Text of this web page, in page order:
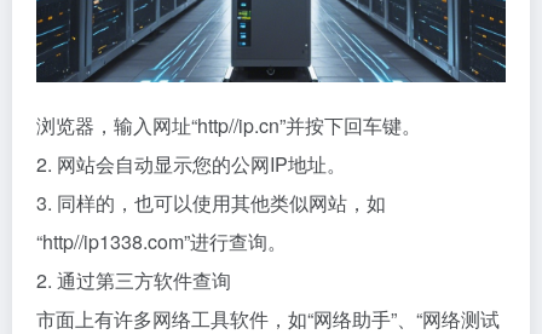
浏览器，输入网址“http//ip.cn”并按下回车键。
2. 网站会自动显示您的公网IP地址。
3. 同样的，也可以使用其他类似网站，如
“http//ip1338.com”进行查询。
2. 通过第三方软件查询
市面上有许多网络工具软件，如“网络助手”、“网络测试